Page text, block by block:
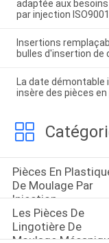
adaptée aux
par injection ISO9001
Insertions
bulles d'insertion de
La date démontable
insère des pièces
Pièces En
De Moulage Par
Injection
Les Pièces De
Lingotière De